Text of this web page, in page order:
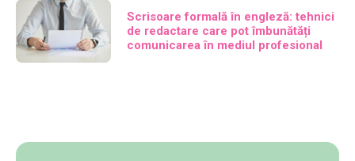
Scrisoare formală în engleză: tehnici
de redactare care pot îmbunătăți
comunicarea în mediul profesional